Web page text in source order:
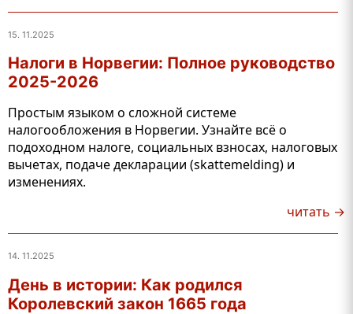
15. 11.2025
Налоги в Норвегии: Полное руководство
2025-2026
Простым языком о сложной системе
налогообложения в Норвегии. Узнайте всё о
подоходном налоге, социальных взносах, налоговых
вычетах, подаче декларации (skattemelding) и
изменениях.
читать →
14. 11.2025
День в истории: Как родился
Королевский закон 1665 года